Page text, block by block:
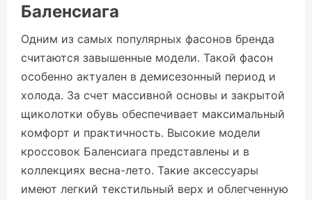
Баленсиага
Одним из самых популярных фасонов бренда
считаются завышенные модели. Такой фасон
особенно актуален в демисезонный период и
холода. За счет массивной основы и закрытой
щиколотки обувь обеспечивает максимальный
комфорт и практичность. Высокие модели
кроссовок Баленсиага представлены и в
коллекциях весна-лето. Такие аксессуары
имеют легкий текстильный верх и облегченную